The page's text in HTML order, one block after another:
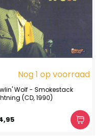
Nog 1 op voorraad
Wolf - Smokestack
(CD, 1990)